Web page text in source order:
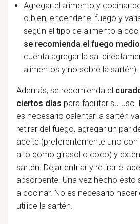
Agregar el alimento y cocinar
o bien, encender el fuego y
según el tipo de alimento a
se recomienda el fuego
cuenta agregar la sal
alimentos y no sobre la sartén).
Además, se recomienda el
ciertos días para facilitar su uso.
es necesario calentar la sartén
retirar del fuego, agregar un par
aceite (preferentemente uno
alto como girasol o coco) y
sartén. Dejar enfriar y retirar el
absorbente. Una vez hecho esto
a cocinar. No es necesario
utilice la sartén.